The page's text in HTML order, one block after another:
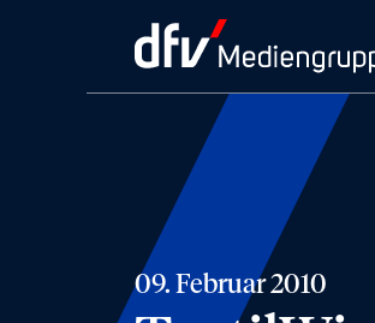
09. Februar 2010